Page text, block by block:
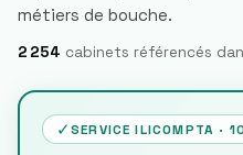
métiers de bouche.
2 254 cabinets référencés
✓ SERVICE ILICOMPTA ·